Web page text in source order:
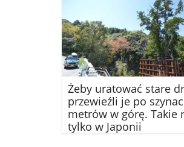
Żeby uratować stare
przewieźli je po
metrów w górę. Takie
tylko w Japonii